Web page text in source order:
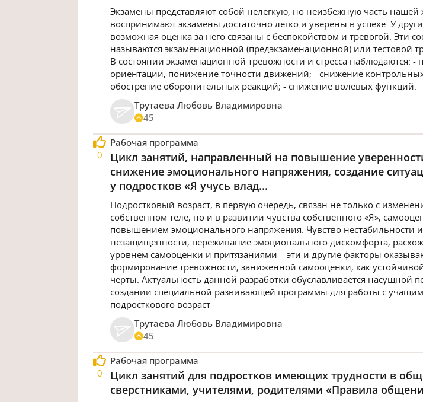
Экзамены представляют собой нелегкую, но неизбежную часть
воспринимают экзамены достаточно легко и уверены в успехе. У
возможная оценка за него связаны с беспокойством и тревогой. Эти
называются экзаменационной (предэкзаменационной) или тестовой
В состоянии экзаменационной тревожности и стресса наблюдаются: -
ориентации, понижение точности движений; - снижение
обострение оборонительных реакций; - снижение волевых функций.
Трутаева Любовь Владимировна
45
0
Рабочая программа
Цикл занятий, направленный на повышение
снижение эмоционального напряжения, создание
у подростков «Я учусь влад...
Подростковый возраст, в первую очередь, связан не только с
собственном теле, но и в развитии чувства собственного «Я»,
повышением эмоционального напряжения. Чувство нестабильности и
незащищенности, переживание эмоционального дискомфорта,
уровнем самооценки и притязаниями – эти и другие факторы
формирование тревожности, заниженной самооценки, как
черты. Актуальность данной разработки обуславливается насущной
создании специальной развивающей программы для работы с
подросткового возраст
Трутаева Любовь Владимировна
45
0
Рабочая программа
Цикл занятий для подростков имеющих трудности в
сверстниками, учителями, родителями «Правила